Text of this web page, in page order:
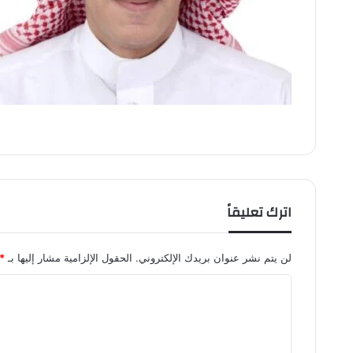
اترك تعليقاً
لن يتم نشر عنوان بريدك الإلكتروني. الحقول الإلزامية مشار إليها بـ *